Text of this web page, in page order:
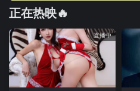
正在热映🔥
直播中